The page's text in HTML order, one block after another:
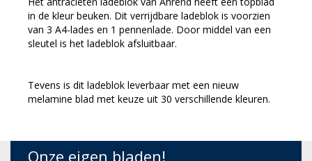
in de kleur beuken. Dit verrijdbare ladeblok is voorzien
van 3 A4-lades en 1 pennenlade. Door middel van een
sleutel is het ladeblok afsluitbaar.
Tevens is dit ladeblok leverbaar met een nieuw
melamine blad met keuze uit 30 verschillende kleuren.
Onze eigen bladen!